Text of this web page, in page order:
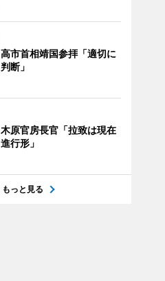
高市首相靖国参拝「適切に
判断」
木原官房長官「拉致は現在
進行形」
もっと見る